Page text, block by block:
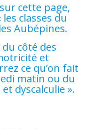
cette page,
classes du
Aubépines.
côté des
et
ce qu’on fait
matin ou du
dyscalculie ».